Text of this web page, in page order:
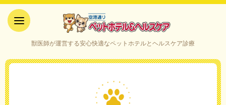
ケア｜山口県宇部市
獣医師が運営する安心快適なペットホテルとヘルスケア診療